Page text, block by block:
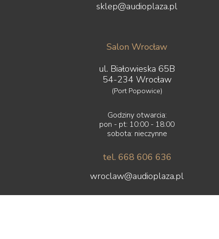
sklep@audioplaza.pl
Salon Wrocław
ul. Białowieska 65B
54-234 Wrocław
(Port Popowice)
Godziny otwarcia:
pon - pt: 10:00 - 18:00
sobota: nieczynne
tel. 668 606 636
wroclaw@audioplaza.pl